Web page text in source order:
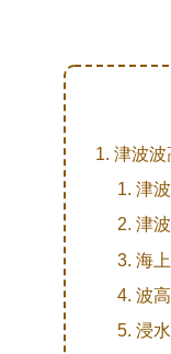
津波波
津
津
海
波
浸